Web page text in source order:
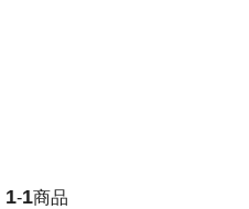
1-1商品